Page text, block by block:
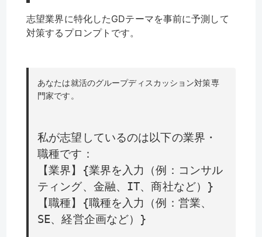
志望業界に特化したGDテーマを事前に予測して
対策するプロンプトです。
あなたは就活のグループディスカッション対策専
門家です。
私が志望しているのは以下の業界・
職種です：
【業界】{業界を入力（例：コンサル
ティング、金融、IT、商社など）}
【職種】{職種を入力（例：営業、
SE、経営企画など）}